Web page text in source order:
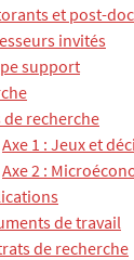
et post-
invités
support
de recherche
Axe 1 : Jeux et
Axe 2 :
de travail
de recherche